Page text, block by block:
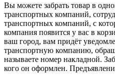
Вы можете забрать товар в
транспортных компаний,
транспортных компаний, с
компания появится у вас в
ваш город, вам придёт
транспортную компанию,
называете номер накладной.
кого он оформлен.